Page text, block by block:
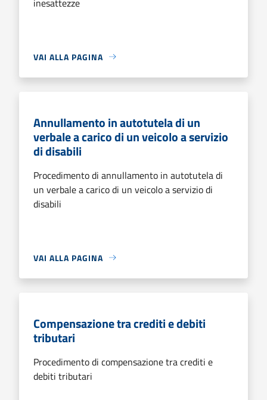
VAI ALLA PAGINA
Annullamento in autotutela di un
verbale a carico di un veicolo a servizio
di disabili
Procedimento di annullamento in autotutela di
un verbale a carico di un veicolo a servizio di
disabili
VAI ALLA PAGINA
Compensazione tra crediti e debiti
tributari
Procedimento di compensazione tra crediti e
debiti tributari